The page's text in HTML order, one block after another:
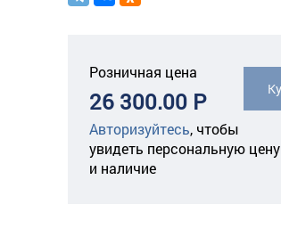
Розничная цена
26 300.00 Р
Авторизуйтесь, чтобы
увидеть персональную цену
и наличие